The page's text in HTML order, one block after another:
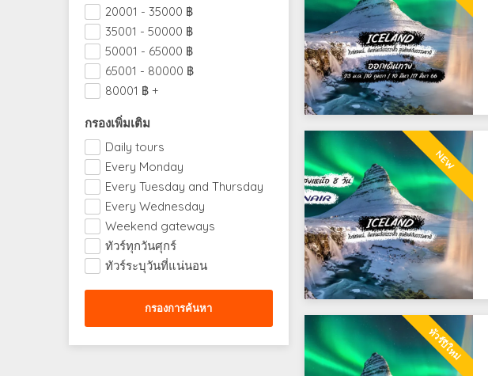
กรองเพิ่มเติม
Daily tours
Every Monday
Every Tuesday and Thursday
Every Wednesday
Weekend gateways
ทัวร์ทุกวันศุกร์
ทัวร์ระบุวันที่แน่นอน
20001 - 35000 ฿
35001 - 50000 ฿
50001 - 65000 ฿
65001 - 80000 ฿
80001 ฿ +
NEW
ทัวร์ปีใหม่